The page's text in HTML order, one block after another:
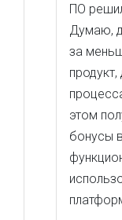
ПО
Думаю,
за
этом
бонусы